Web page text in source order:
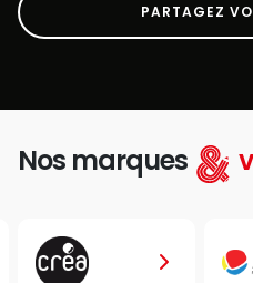
PARTAGEZ
Nos marques